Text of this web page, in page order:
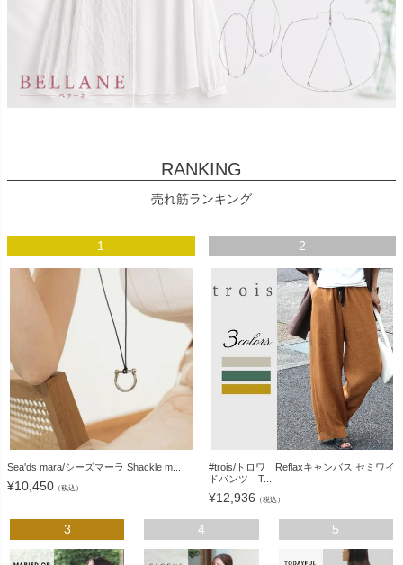
RANKING
売れ筋ランキング
1
Sea'ds mara/シーズマーラ Shackle m...
¥10,450 （税込）
2
#trois/トロワ Reflaxキャンバス セミワイ
ドパンツ T...
¥12,936 （税込）
3 4 5